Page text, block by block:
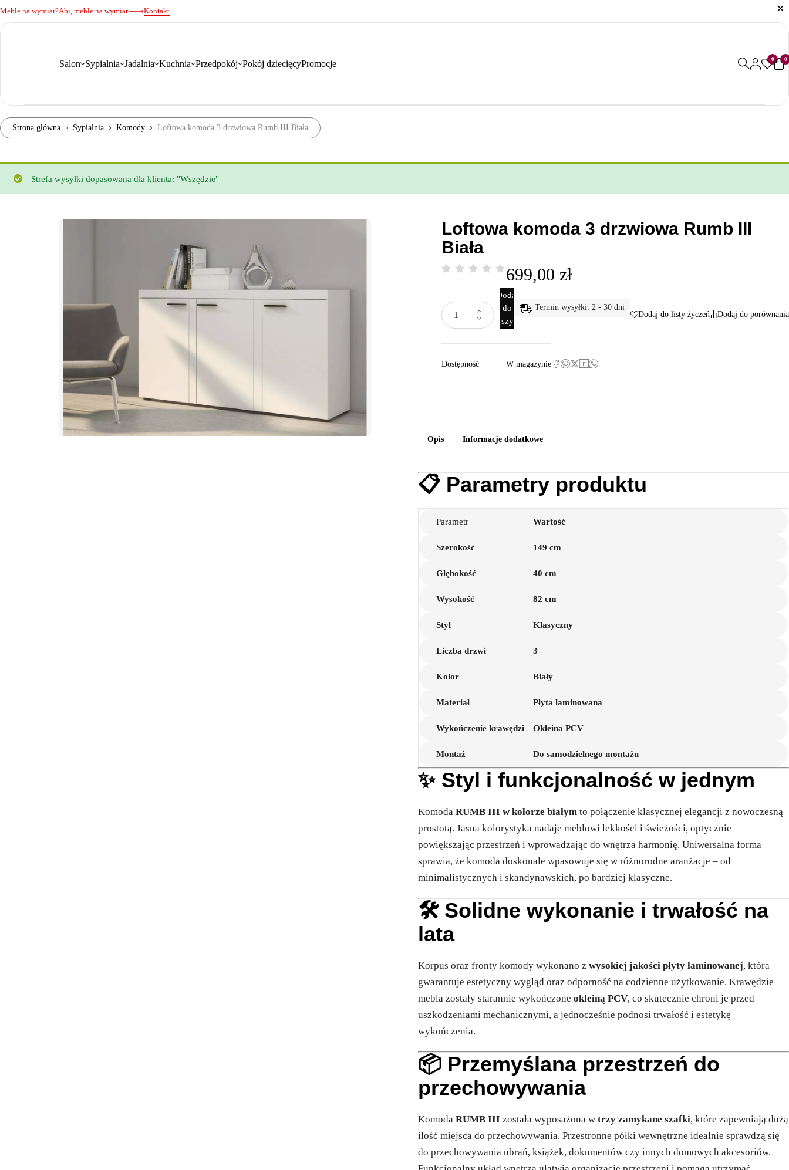
Meble na wymiar?Abi, meble na wymiar Kontakt
Salon Sypialnia Jadalnia Kuchnia Przedpokój Pokój dziecięcyPromocje 0 0
Strona główna Sypialnia Komody Loftowa komoda 3 drzwiowa Rumb III Biała
Strefa wysyłki dopasowana dla klienta: "Wszędzie"
Loftowa komoda 3 drzwiowa Rumb III
Biała
699,00 zł
Dodaj
do
koszyka
Termin wysyłki: 2 - 30 dni
Dodaj do listy życzeń Dodaj do porównania
Dostępność W magazynie
Opis Informacje dodatkowe
📋 Parametry produktu
Parametr Wartość
Szerokość 149 cm
Głębokość 40 cm
Wysokość 82 cm
Styl Klasyczny
Liczba drzwi 3
Kolor Biały
Materiał Płyta laminowana
Wykończenie krawędzi Okleina PCV
Montaż Do samodzielnego montażu
✨ Styl i funkcjonalność w jednym
KomodaRUMB III w kolorze białym to połączenie klasycznej elegancji z nowoczesną
prostotą. Jasna kolorystyka nadaje meblowi lekkości i świeżości, optycznie
powiększając przestrzeń i wprowadzając do wnętrza harmonię. Uniwersalna forma
sprawia, że komoda doskonale wpasowuje się w różnorodne aranżacje – od
minimalistycznych i skandynawskich, po bardziej klasyczne.
🛠 Solidne wykonanie i trwałość na
lata
Korpus oraz fronty komody wykonano zwysokiej jakości płyty laminowanej, która
gwarantuje estetyczny wygląd oraz odporność na codzienne użytkowanie. Krawędzie
mebla zostały starannie wykończoneokleiną PCV, co skutecznie chroni je przed
uszkodzeniami mechanicznymi, a jednocześnie podnosi trwałość i estetykę
wykończenia.
📦 Przemyślana przestrzeń do
przechowywania
KomodaRUMB III została wyposażona wtrzy zamykane szafki, które zapewniają dużą
ilość miejsca do przechowywania. Przestronne półki wewnętrzne idealnie sprawdzą się
do przechowywania ubrań, książek, dokumentów czy innych domowych akcesoriów.